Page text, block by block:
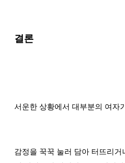
결론
서운한 상황에서 대부분의 여자
감정을 꾹꾹 눌러 담아 터뜨리